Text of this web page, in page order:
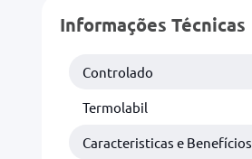
Informações Técnicas
Controlado
Termolabil
Caracteristicas e Benefícios